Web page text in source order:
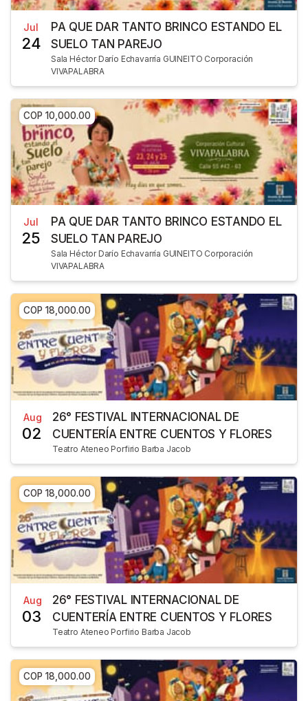
Jul
24
PA QUE DAR TANTO BRINCO ESTANDO EL
SUELO TAN PAREJO
Sala Héctor Darío Echavarría GUINEITO Corporación
VIVAPALABRA
COP 10,000.00
Jul
25
PA QUE DAR TANTO BRINCO ESTANDO EL
SUELO TAN PAREJO
Sala Héctor Darío Echavarría GUINEITO Corporación
VIVAPALABRA
COP 18,000.00
Aug
02
26° FESTIVAL INTERNACIONAL DE
CUENTERÍA ENTRE CUENTOS Y FLORES
Teatro Ateneo Porfirio Barba Jacob
COP 18,000.00
Aug
03
26° FESTIVAL INTERNACIONAL DE
CUENTERÍA ENTRE CUENTOS Y FLORES
Teatro Ateneo Porfirio Barba Jacob
COP 18,000.00